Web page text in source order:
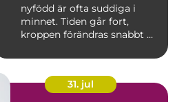
nyfödd är ofta suddiga i
minnet. Tiden går fort,
kroppen förändras snabbt ...
31. jul